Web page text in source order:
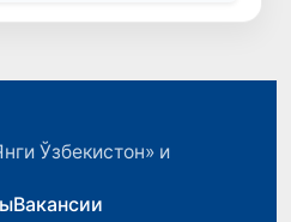
Ўзбекистон» и
Вакансии